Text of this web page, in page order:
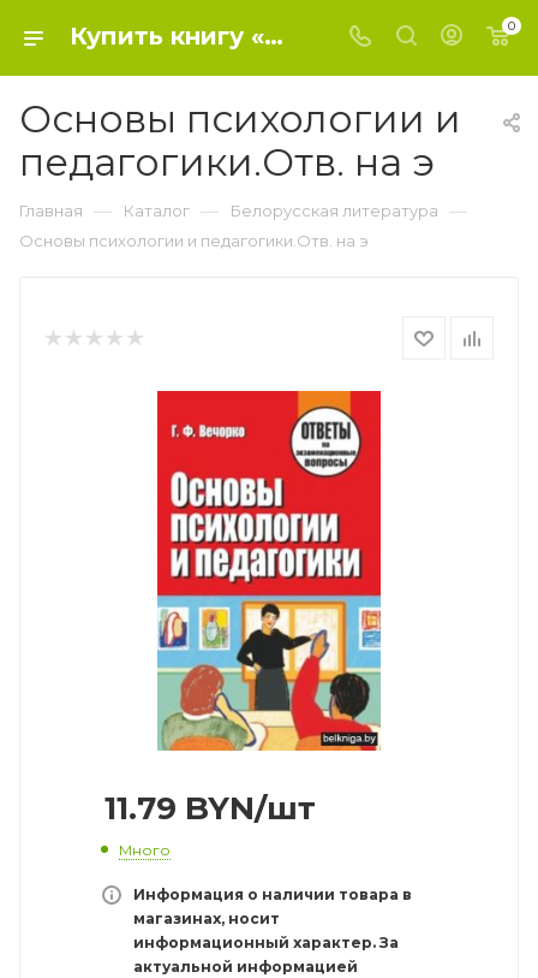
Купить книгу «Основы психологии и педагогики.Отв. на э» 2017, Вечорко Г.Ф. - Белорусская литература 0
Основы психологии и
педагогики.Отв. на э
Главная — Каталог — Белорусская литература —
Основы психологии и педагогики.Отв. на э
11.79 BYN/шт
Много
Информация о наличии товара в
магазинах, носит
информационный характер. За
актуальной информацией